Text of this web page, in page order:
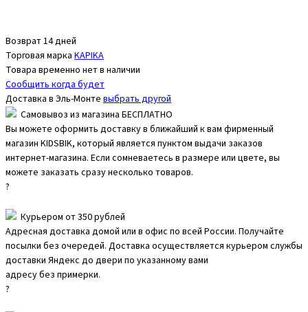
Возврат 14 дней
Торговая марка KAPIKA
Товара временно нет в наличии
Сообщить когда будет
Доставка в Эль-Монте выбрать другой
Самовывоз из магазина БЕСПЛАТНО
Вы можете оформить доставку в ближайший к вам фирменный
магазин KIDSBIK, который является пунктом выдачи заказов
интернет-магазина. Если сомневаетесь в размере или цвете, вы
можете заказать сразу несколько товаров.
?
Курьером от 350 рублей
Адресная доставка домой или в офис по всей России. Получайте
посылки без очередей. Доставка осуществляется курьером службы
доставки Яндекс до двери по указанному вами
адресу без примерки.
?